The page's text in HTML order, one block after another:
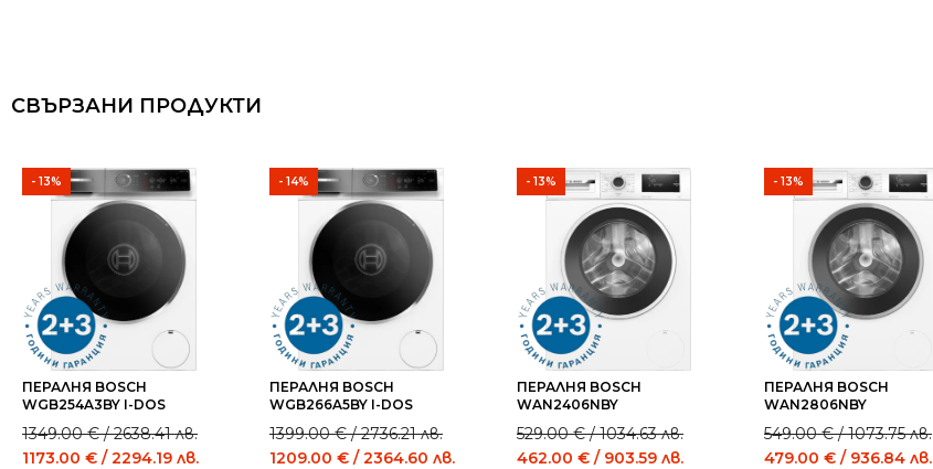
СВЪРЗАНИ ПРОДУКТИ
- 13%
ПЕРАЛНЯ BOSCH
WGB254A3BY I-DOS
1349.00€/ 2638.41 лв.
Original
price
1173.00 € / 2294.19 лв.
Current
price
- 14%
ПЕРАЛНЯ BOSCH
WGB266A5BY I-DOS
1399.00€/ 2736.21 лв.
Original
price
1209.00 € / 2364.60 лв.
Current
price
- 13%
ПЕРАЛНЯ BOSCH
WAN2406NBY
529.00€/ 1034.63 лв.
Original
price
462.00 € / 903.59 лв.
Current
price
- 13%
ПЕРАЛНЯ BOSCH
WAN2806NBY
549.00€/ 1073.75 лв.
Original
price
479.00 € / 936.84 лв.
Current
price